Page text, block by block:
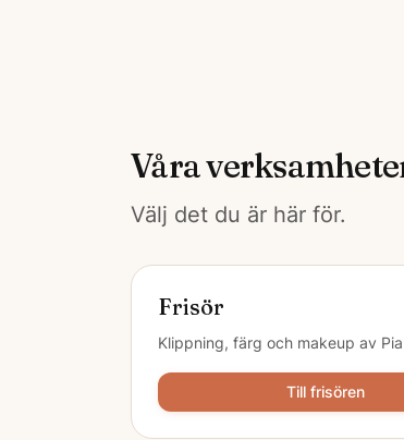
Våra
Välj det du är här för.
Frisör
Klippning, färg och makeup av
Till frisören